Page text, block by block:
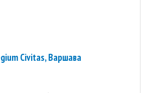
Civitas, Варшава